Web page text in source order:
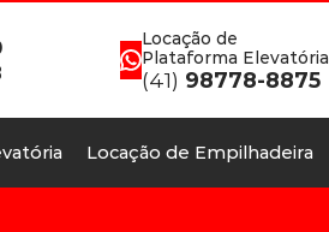
Locação de
Plataforma Elevatória
(41) 98778-8875
Locação de Empilhadeira